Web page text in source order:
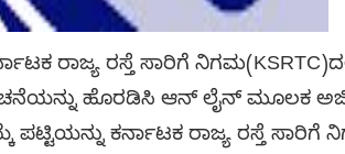
ರಸ್ತೆ ಸಾರಿಗೆ
ಹೊರಡಿಸಿ ಆನ್ ಲೈನ್ ಮೂಲಕ
ಕರ್ನಾಟಕ ರಾಜ್ಯ ರಸ್ತೆ ಸಾರಿಗೆ